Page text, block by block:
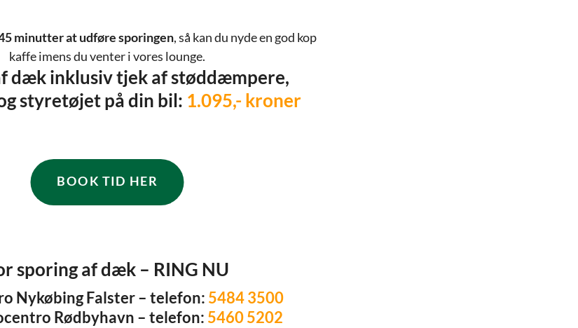
minutter at udføre sporingen, så kan du nyde en god kop
kaffe imens du venter i vores lounge.
dæk inklusiv tjek af støddæmpere,
styretøjet på din bil: 1.095,- kroner
BOOK TID HER
sporing af dæk – RING NU
Nykøbing Falster – telefon: 5484 3500
Rødbyhavn – telefon: 5460 5202